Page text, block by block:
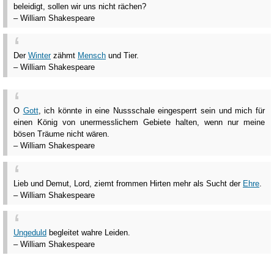
beleidigt, sollen wir uns nicht rächen?
– William Shakespeare
Der Winterzähmt Mensch und Tier.
– William Shakespeare
O Gott, ich könnte in eine Nussschale eingesperrt sein und mich für
einen König von unermesslichem Gebiete halten, wenn nur meine
bösen Träume nicht wären.
– William Shakespeare
Lieb und Demut, Lord, ziemt frommen Hirten mehr als Sucht der Ehre
– William Shakespeare
Ungeduld begleitet wahre Leiden.
– William Shakespeare